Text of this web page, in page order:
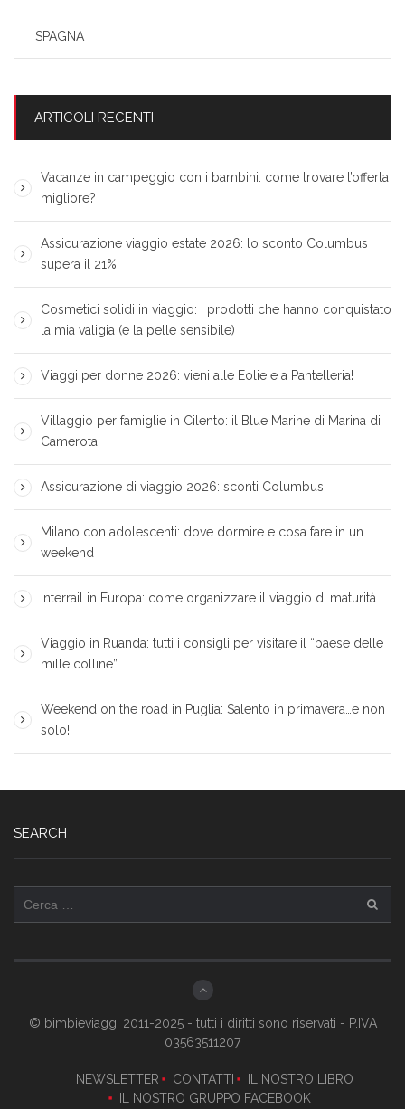
SPAGNA
ARTICOLI RECENTI
Vacanze in campeggio con i bambini: come trovare l’offerta
migliore?
Assicurazione viaggio estate 2026: lo sconto Columbus
supera il 21%
Cosmetici solidi in viaggio: i prodotti che hanno conquistato
la mia valigia (e la pelle sensibile)
Viaggi per donne 2026: vieni alle Eolie e a Pantelleria!
Villaggio per famiglie in Cilento: il Blue Marine di Marina di
Camerota
Assicurazione di viaggio 2026: sconti Columbus
Milano con adolescenti: dove dormire e cosa fare in un
weekend
Interrail in Europa: come organizzare il viaggio di maturità
Viaggio in Ruanda: tutti i consigli per visitare il “paese delle
mille colline”
Weekend on the road in Puglia: Salento in primavera…e non
solo!
SEARCH
per:
© bimbieviaggi 2011-2025 - tutti i diritti sono riservati - P.IVA
03563511207
NEWSLETTER CONTATTI
IL NOSTRO LIBRO
IL NOSTRO GRUPPO FACEBOOK